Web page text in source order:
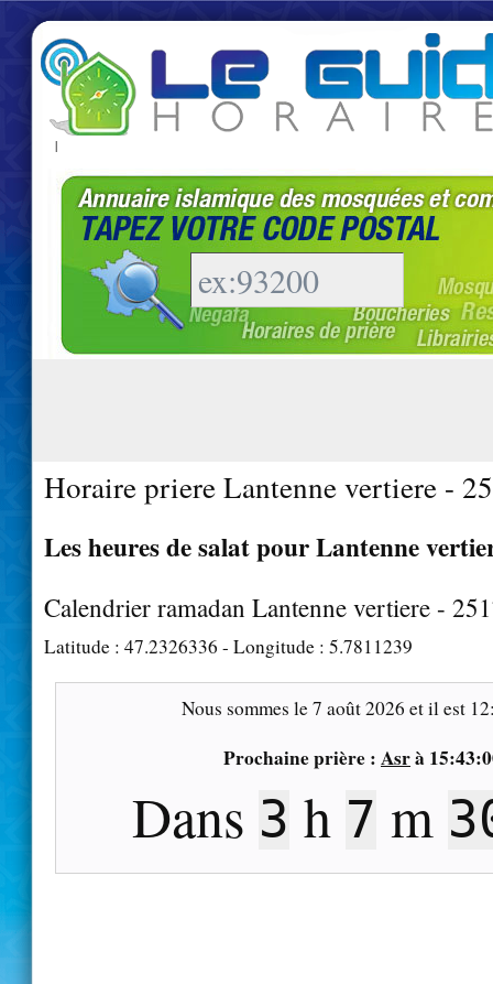
|
Horaire priere Lantenne vertiere -
Les heures de salat pour Lantenne
Calendrier ramadan Lantenne vertiere -
Latitude : 47.2326336 - Longitude : 5.7811239
Nous sommes le7 août 2026 et il est
Prochaine prière : Asrà
Dans 3 h 7 m